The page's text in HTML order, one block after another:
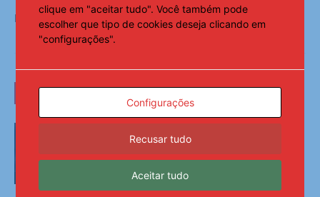
Fonte: Notícias ao Minuto
LEIA TAMBÉM
liberado após prisão por suspeita de
violência doméstica
clique em "aceitar tudo". Você também pode
escolher que tipo de cookies deseja clicando em
"configurações".
Configurações
Recusar tudo
Aceitar tudo